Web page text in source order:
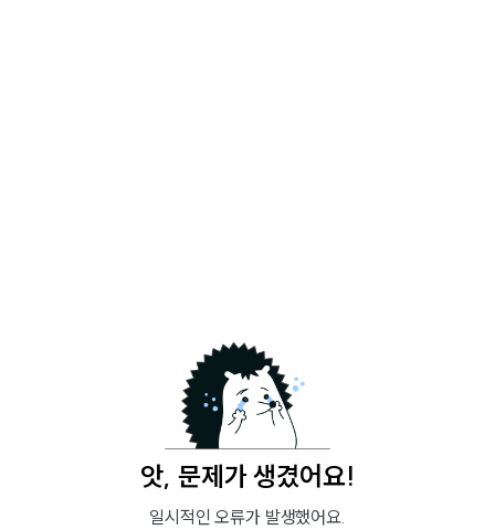
앗, 문제가 생겼어요!
일시적인 오류가 발생했어요.